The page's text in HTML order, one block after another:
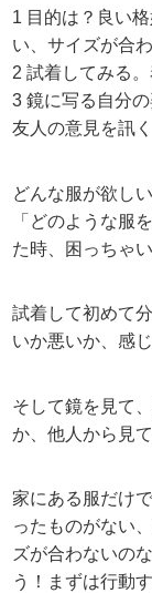
1 目的は？良い
い、サイズが合
2 試着してみる
3 鏡に写る自分
友人の意見を訊く
どんな服が欲し
「どのような服
た時、困っちゃい
試着して初めて
いか悪いか、感
そして鏡を見て
か、他人から見
家にある服だけ
ったものがない
ズが合わないの
う！まずは行動